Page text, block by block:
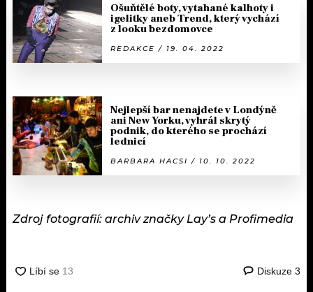
Ošuňtělé boty, vytahané kalhoty i
igelitky aneb Trend, který vychází
z looku bezdomovce
REDAKCE / 19. 04. 2022
Nejlepší bar nenajdete v Londýně
ani New Yorku, vyhrál skrytý
podnik, do kterého se prochází
lednicí
BARBARA HACSI / 10. 10. 2022
Zdroj fotografií: archiv značky Lay’s a Profimedia
Diskuze 3